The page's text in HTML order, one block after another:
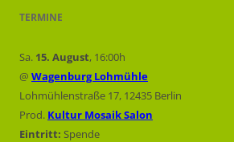
TERMINE
Sa. 15. August, 16:00h
@ Wagenburg Lohmühle
Lohmühlenstraße 17, 12435 Berlin
Prod. Kultur Mosaik Salon
Eintritt: Spende